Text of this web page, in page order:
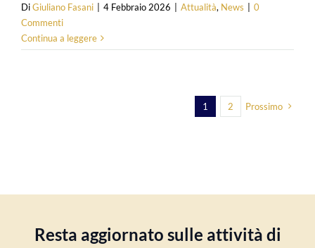
DiGiuliano Fasani | 4 Febbraio 2026 | Attualità, News | 0
Commenti
Continua a leggere
1 2 Prossimo
Resta aggiornato sulle attività di